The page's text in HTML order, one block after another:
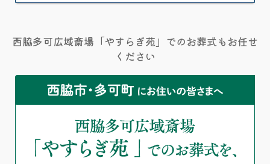
西脇多可広域斎場「やすらぎ苑」でのお葬式もお任せ
ください